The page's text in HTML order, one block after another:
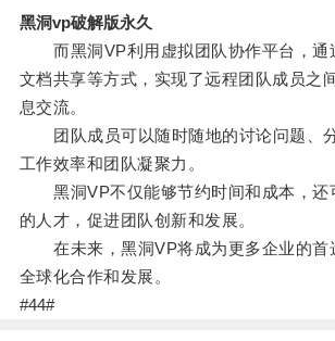
黑洞vp破解版永久
而黑洞VP利用虚拟团队协作平台，通
文档共享等方式，实现了远程团队成员之
息交流。
团队成员可以随时随地的讨论问题、
工作效率和团队凝聚力。
黑洞VP不仅能够节约时间和成本，还
的人才，促进团队创新和发展。
在未来，黑洞VP将成为更多企业的首
全球化合作和发展。
#44#